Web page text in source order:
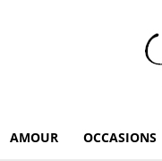
AMOUR OCCASIONS